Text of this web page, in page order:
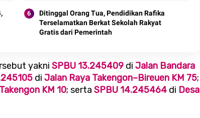
Ditinggal Orang Tua, Pendidikan Rafika
Terselamatkan Berkat Sekolah Rakyat
Gratis dari Pemerintah
yakni SPBU 13.245409 di Jalan Bandara
di Jalan Raya Takengon–Bireuen KM 75;
KM 10; serta SPBU 14.245464 di Desa